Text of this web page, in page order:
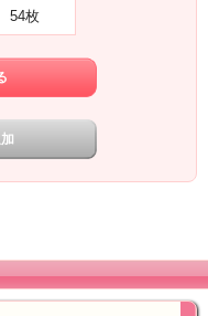
54枚